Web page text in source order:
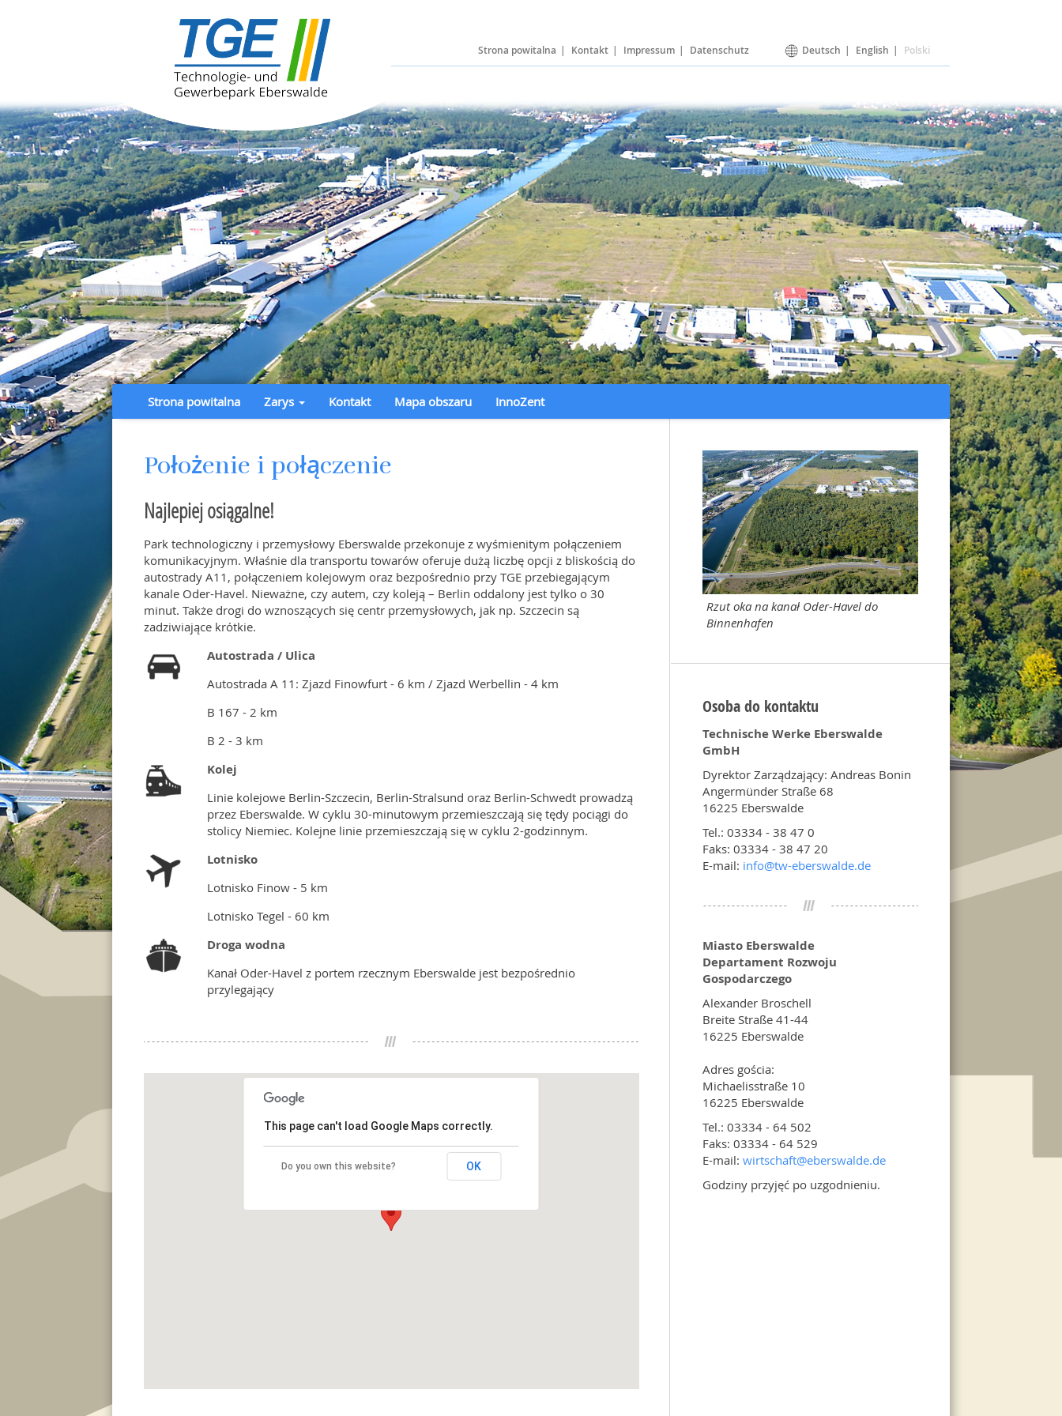
Technologie- und Gewerbepark Eberswalde
Deutsch English Polski
Strona powitalna Kontakt Impressum Datenschutz
Strona powitalna Zarys Kontakt Mapa obszaru InnoZent
Położenie i połączenie
Najlepiej osiągalne!
Park technologiczny i przemysłowy Eberswalde przekonuje z wyśmienitym połączeniem
komunikacyjnym. Właśnie dla transportu towarów oferuje dużą liczbę opcji z bliskością do
autostrady A11, połączeniem kolejowym oraz bezpośrednio przy TGE przebiegającym
kanale Oder-Havel. Nieważne, czy autem, czy koleją – Berlin oddalony jest tylko o 30
minut. Także drogi do wznoszących się centr przemysłowych, jak np. Szczecin są
zadziwiające krótkie.
Autostrada / Ulica
Autostrada A 11: Zjazd Finowfurt - 6 km / Zjazd Werbellin - 4 km
B 167 - 2 km
B 2 - 3 km
Kolej
Linie kolejowe Berlin-Szczecin, Berlin-Stralsund oraz Berlin-Schwedt prowadzą
przez Eberswalde. W cyklu 30-minutowym przemieszczają się tędy pociągi do
stolicy Niemiec. Kolejne linie przemieszczają się w cyklu 2-godzinnym.
Lotnisko
Lotnisko Finow - 5 km
Lotnisko Tegel - 60 km
Droga wodna
Kanał Oder-Havel z portem rzecznym Eberswalde jest bezpośrednio
przylegający
This page can't load Google Maps correctly.
Do you own this website? OK
Rzut oka na kanał Oder-Havel do
Binnenhafen
Osoba do kontaktu
Technische Werke Eberswalde
GmbH
Dyrektor Zarządzający: Andreas Bonin
Angermünder Straße 68
16225 Eberswalde
Tel.: 03334 - 38 47 0
Faks: 03334 - 38 47 20
E-mail: info@tw-eberswalde.de
Miasto Eberswalde
Departament Rozwoju
Gospodarczego
Alexander Broschell
Breite Straße 41-44
16225 Eberswalde
Adres gościa:
Michaelisstraße 10
16225 Eberswalde
Tel.: 03334 - 64 502
Faks: 03334 - 64 529
E-mail: wirtschaft@eberswalde.de
Godziny przyjęć po uzgodnieniu.